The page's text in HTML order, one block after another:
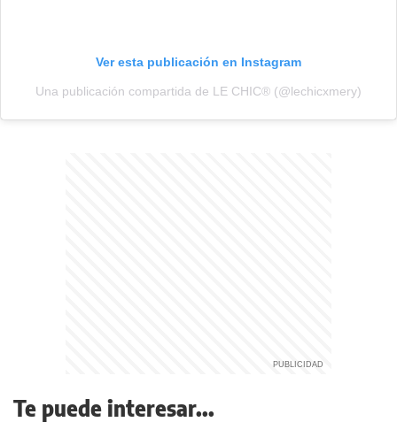
Ver esta publicación en Instagram
Una publicación compartida de LE CHIC® (@lechicxmery)
Te puede interesar...